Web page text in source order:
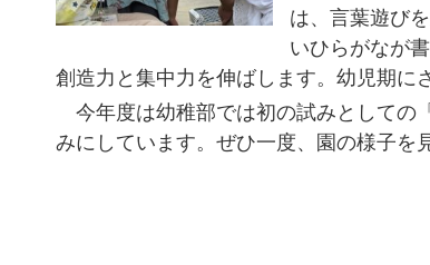
は、言葉遊び
いひらがなが
創造力と集中力を伸ばします。幼児期に
今年度は幼稚部では初の試みとしての
みにしています。ぜひ一度、園の様子を